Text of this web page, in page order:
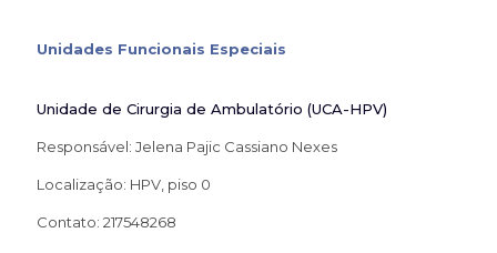
Unidades Funcionais Especiais
Unidade de Cirurgia de Ambulatório (UCA-HPV)
Responsável: Jelena Pajic Cassiano Nexes
Localização: HPV, piso 0
Contato: 217548268